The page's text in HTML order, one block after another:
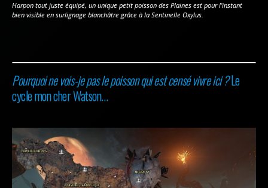
Harpon tout juste équipé, un unique petit poisson des Plaines est pour l’instant
bien visible en surlignage blanchâtre grâce à la Sentinelle Oxylus.
Pourquoi ne vois-je pas le poisson qui est censé vivre ici ?Le
cycle mon cher Watson…